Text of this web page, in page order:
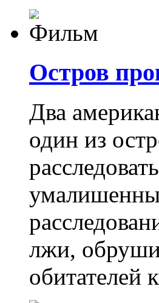
Остров
Два
один из
лжи,
обитателей